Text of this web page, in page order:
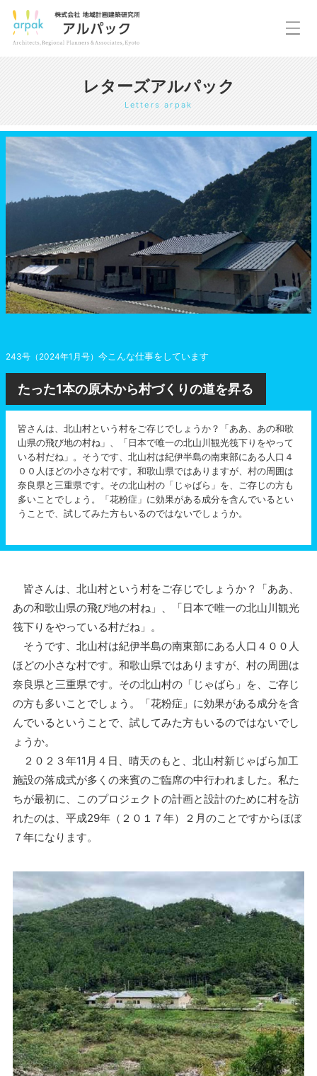
レターズアルパック
Letters arpak
243号（2024年1月号） 今こんな仕事をしています
たった1本の原木から村づくりの道を昇る
皆さんは、北山村という村をご存じでしょうか？「ああ、あの和歌
山県の飛び地の村ね」、「日本で唯一の北山川観光筏下りをやって
いる村だね」。そうです、北山村は紀伊半島の南東部にある人口４
００人ほどの小さな村です。和歌山県ではありますが、村の周囲は
奈良県と三重県です。その北山村の「じゃばら」を、ご存じの方も
多いことでしょう。「花粉症」に効果がある成分を含んでいるとい
うことで、試してみた方もいるのではないでしょうか。
皆さんは、北山村という村をご存じでしょうか？「ああ、
あの和歌山県の飛び地の村ね」、「日本で唯一の北山川観光
筏下りをやっている村だね」。
そうです、北山村は紀伊半島の南東部にある人口４００人
ほどの小さな村です。和歌山県ではありますが、村の周囲は
奈良県と三重県です。その北山村の「じゃばら」を、ご存じ
の方も多いことでしょう。「花粉症」に効果がある成分を含
んでいるということで、試してみた方もいるのではないでし
ょうか。
２０２３年11月４日、晴天のもと、北山村新じゃばら加工
施設の落成式が多くの来賓のご臨席の中行われました。私た
ちが最初に、このプロジェクトの計画と設計のために村を訪
れたのは、平成29年（２０１７年）２月のことですからほぼ
７年になります。